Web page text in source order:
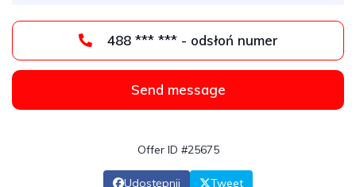
488 *** *** - odsłoń numer
Send message
Offer ID #25675
Udostępnij Tweet